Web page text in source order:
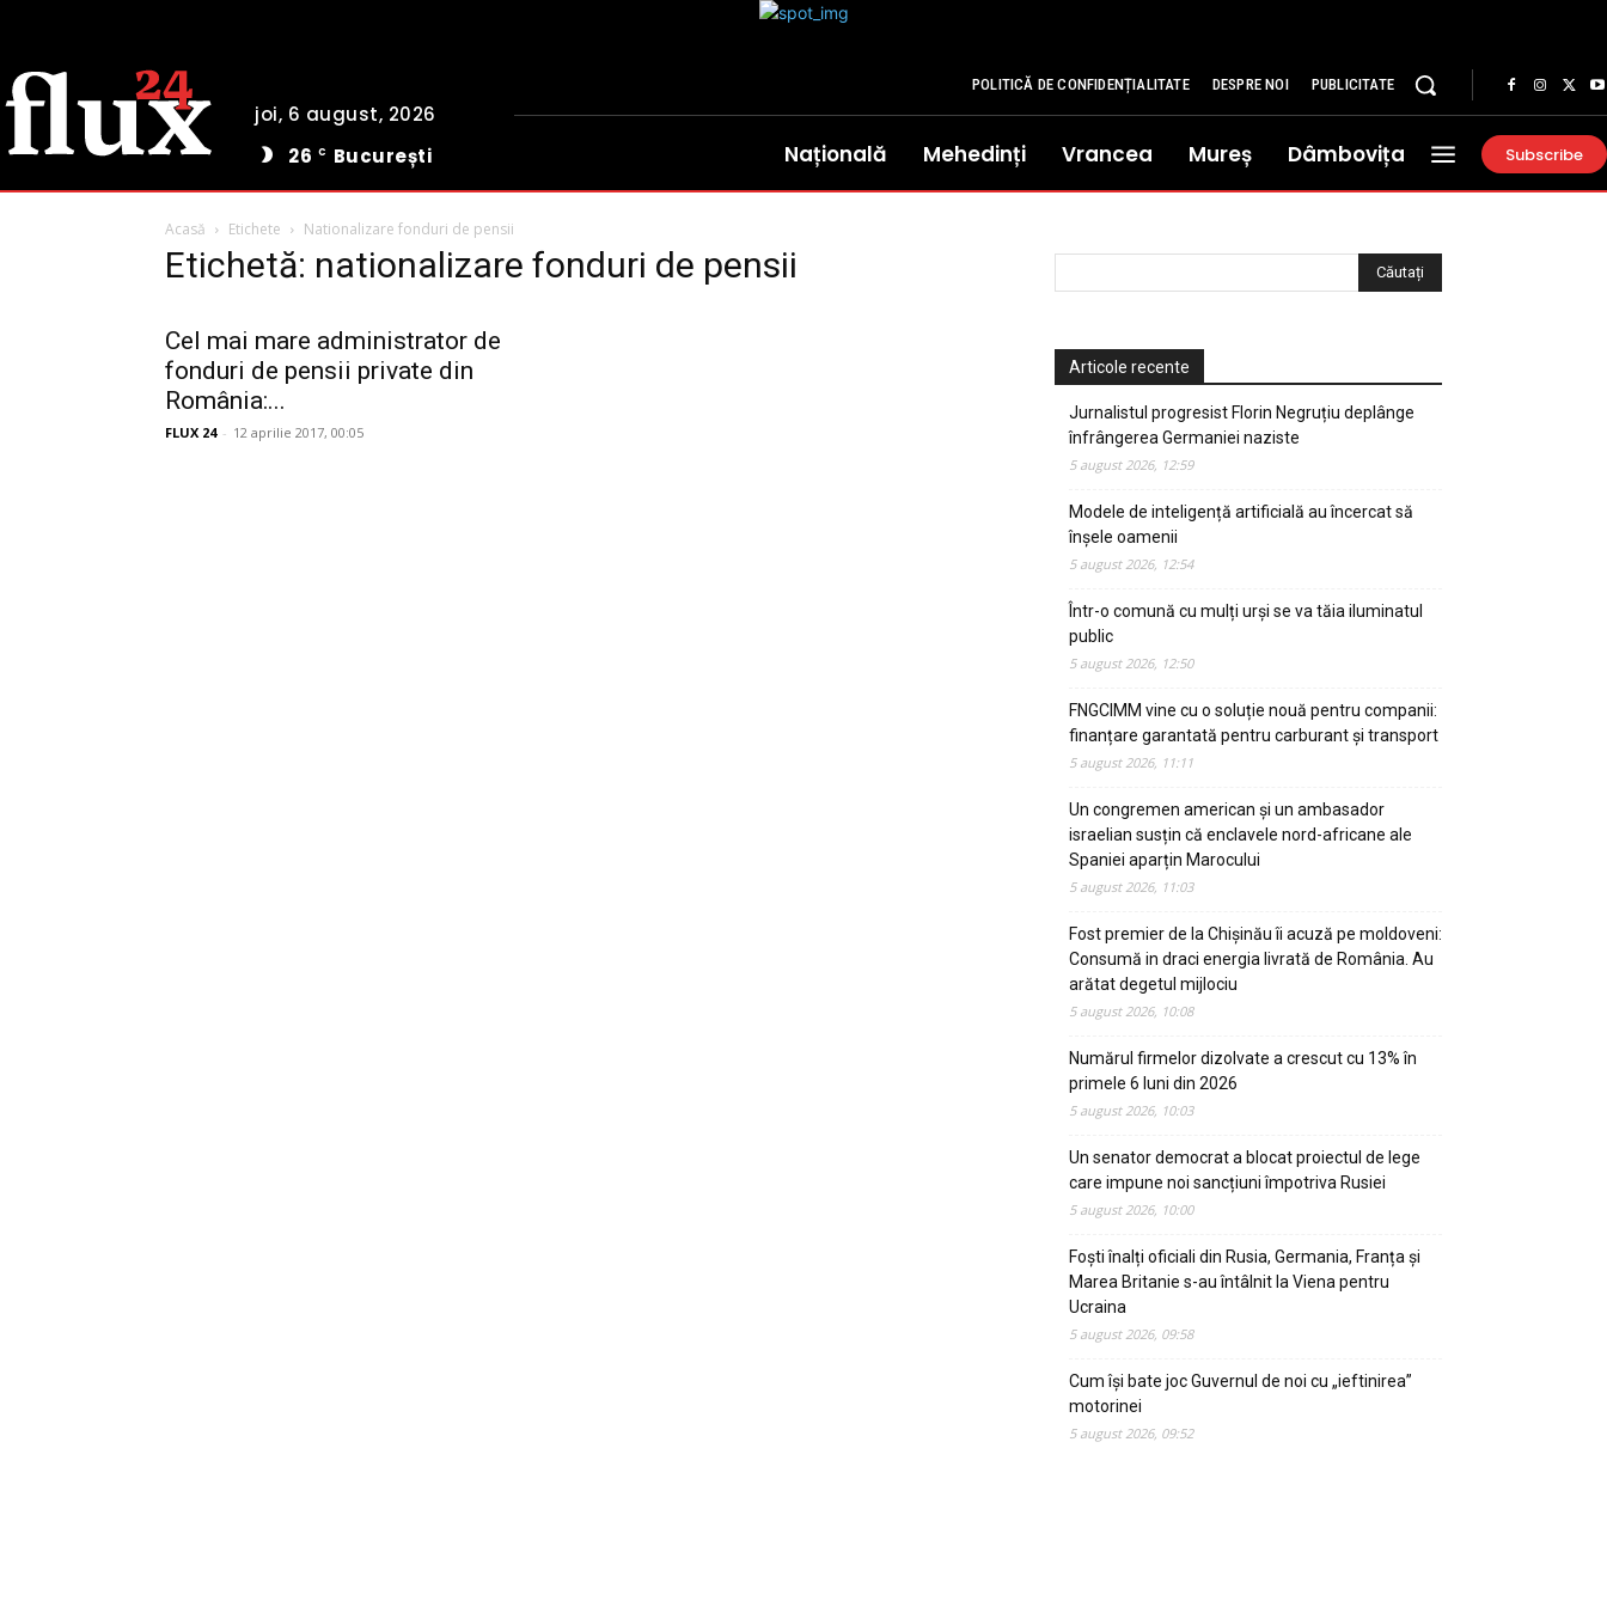
joi, 6 august, 2026
26 C București
POLITICĂ DE CONFIDENȚIALITATE DESPRE NOI PUBLICITATE
Națională Mehedinți Vrancea Mureș Dâmbovița Subscribe
Acasă Etichete Nationalizare fonduri de pensii
Etichetă: nationalizare fonduri de pensii
Cel mai mare administrator de
fonduri de pensii private din
România:...
FLUX 24 - 12 aprilie 2017, 00:05
Articole recente
Jurnalistul progresist Florin Negruțiu deplânge
înfrângerea Germaniei naziste
5 august 2026, 12:59
Modele de inteligență artificială au încercat să
înșele oamenii
5 august 2026, 12:54
Într-o comună cu mulți urși se va tăia iluminatul
public
5 august 2026, 12:50
FNGCIMM vine cu o soluție nouă pentru companii:
finanțare garantată pentru carburant și transport
5 august 2026, 11:11
Un congremen american și un ambasador
israelian susțin că enclavele nord-africane ale
Spaniei aparțin Marocului
5 august 2026, 11:03
Fost premier de la Chișinău îi acuză pe moldoveni:
Consumă in draci energia livrată de România. Au
arătat degetul mijlociu
5 august 2026, 10:08
Numărul firmelor dizolvate a crescut cu 13% în
primele 6 luni din 2026
5 august 2026, 10:03
Un senator democrat a blocat proiectul de lege
care impune noi sancțiuni împotriva Rusiei
5 august 2026, 10:00
Foști înalți oficiali din Rusia, Germania, Franța și
Marea Britanie s-au întâlnit la Viena pentru
Ucraina
5 august 2026, 09:58
Cum își bate joc Guvernul de noi cu „ieftinirea”
motorinei
5 august 2026, 09:52